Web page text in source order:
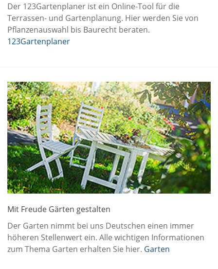
Der 123Gartenplaner ist ein Online-Tool für die
Terrassen- und Gartenplanung. Hier werden Sie von
Pflanzenauswahl bis Baurecht beraten.
123Gartenplaner
Mit Freude Gärten gestalten
Der Garten nimmt bei uns Deutschen einen immer
höheren Stellenwert ein. Alle wichtigen Informationen
zum Thema Garten erhalten Sie hier. Garten